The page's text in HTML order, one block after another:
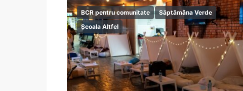
BCR pentru comunitate
Săptămâna Verde
Școala Altfel